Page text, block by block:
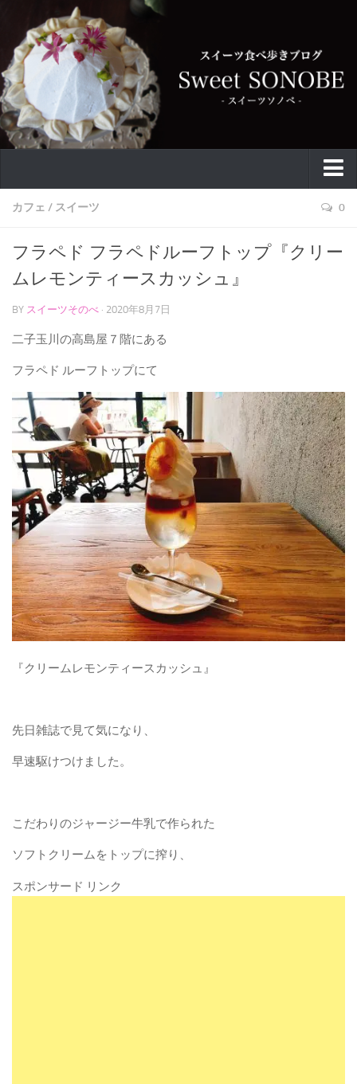
特集
スイーツ
パンケーキ
焼き菓子
和菓子
自作
お問い合わせフォーム
カフェ / スイーツ 0
フラペド フラペドルーフトップ『クリー
ムレモンティースカッシュ』
BY スイーツそのべ · 2020年8月7日
二子玉川の高島屋７階にある
フラペド ルーフトップにて
『クリームレモンティースカッシュ』
先日雑誌で見て気になり、
早速駆けつけました。
こだわりのジャージー牛乳で作られた
ソフトクリームをトップに搾り、
スポンサード リンク